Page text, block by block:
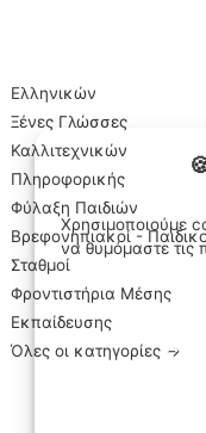
Χρησιμοποιούμε
να θυμόμαστε τις
Ελληνικών
Ξένες Γλώσσες
Καλλιτεχνικών
Πληροφορικής
Φύλαξη Παιδιών
Βρεφονηπιακοί -
Σταθμοί
Φροντιστήρια Μέσης
Εκπαίδευσης
Όλες οι κατηγορίες →